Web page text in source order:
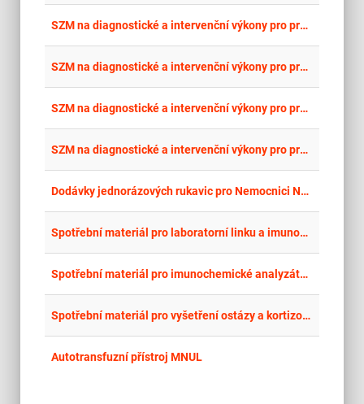
SZM na diagnostické a intervenční výkony pro pracoviště interveční radiologie - část 9: Balónkový katétr 9
SZM na diagnostické a intervenční výkony pro pracoviště interveční radiologie - část 8: Balónkový katétr 8
SZM na diagnostické a intervenční výkony pro pracoviště interveční radiologie - část 7: Balónkový katétr 7
SZM na diagnostické a intervenční výkony pro pracoviště interveční radiologie - část 6: Balónkový katétr 6
Dodávky jednorázových rukavic pro Nemocnici Nymburk s.r.o.
Spotřební materiál pro laboratorní linku a imunochemický analyzátor včetně výpůjčky imunochemického analyzátoru
Spotřební materiál pro imunochemické analyzátory včetně výpůjčky imunochemického analyzátoru
Spotřební materiál pro vyšetření ostázy a kortizolu v moči a séru včetně výpůjčky analyzátoru
Autotransfuzní přístroj MNUL